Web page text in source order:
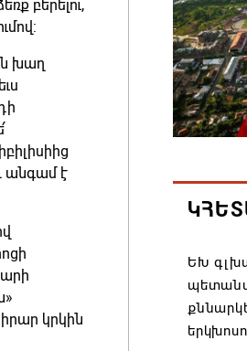
բերելու,
խաղ
անգամ է
կրկին
Հայ
և
ԵԽ